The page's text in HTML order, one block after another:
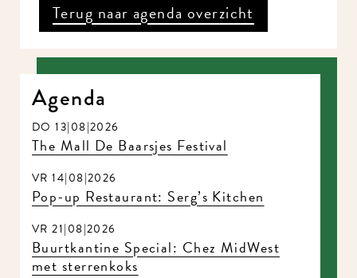
Terug naar agenda overzicht
Agenda
DO 13|08|2026
The Mall De Baarsjes Festival
VR 14|08|2026
Pop-up Restaurant: Serg’s Kitchen
VR 21|08|2026
Buurtkantine Special: Chez MidWest
met sterrenkoks